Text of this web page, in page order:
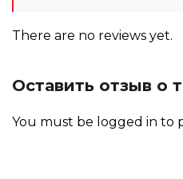
There are no reviews yet.
Оставить отзыв о
You must be logged in to